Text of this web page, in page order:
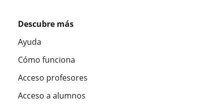
Descubre más
Ayuda
Cómo funciona
Acceso profesores
Acceso a alumnos